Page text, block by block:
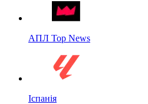
АПЛ Top News
Іспанія